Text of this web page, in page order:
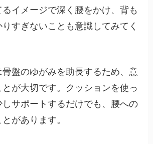
イメージで深く腰をかけ、背も
すぎないことも意識してみてく
骨盤のゆがみを助長するため、意
が大切です。クッションを使っ
サポートするだけでも、腰への
があります。